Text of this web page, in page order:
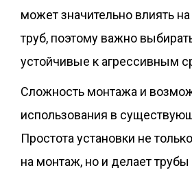
может значительно влиять
труб, поэтому важно
устойчивые к агрессивным
Сложность монтажа и
использования в
Простота установки не
на монтаж, но и делает трубы